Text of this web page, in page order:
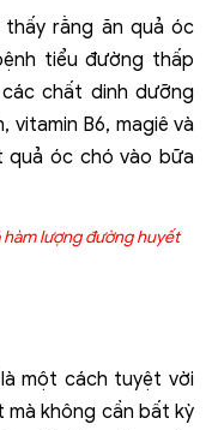
rằng ăn quả óc
tiểu đường thấp
chất dinh dưỡng
vitamin B6, magiê và
óc chó vào bữa
hàm lượng đường huyết
một cách tuyệt vời
mà không cần bất kỳ